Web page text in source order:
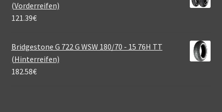
(Vorderreifen)
121.39€
Bridgestone G 722 G WSW 180/70 - 15 76H TT
(Hinterreifen)
182.58€